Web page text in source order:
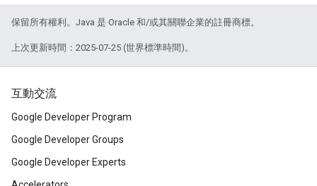
保留所有權利。Java 是 Oracle 和/或其關聯企業的註冊商標。
上次更新時間：2025-07-25 (世界標準時間)。
互動交流
Google Developer Program
Google Developer Groups
Google Developer Experts